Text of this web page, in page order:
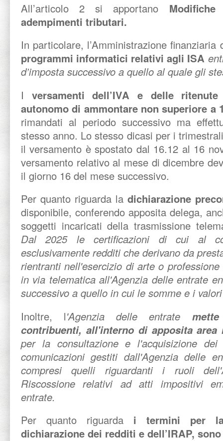
All’articolo 2 si apportano
adempimenti tributari.
In particolare, l’Amministrazione
programmi informatici relativi agli ISA
d’imposta successivo a quello al quale gli
I versamenti dell’IVA e delle
autonomo di ammontare non superiore a
rimandati al periodo successivo ma
stesso anno. Lo stesso dicasi per i
il versamento è spostato dal 16.12 al 16
versamento relativo al mese di dicembre
il giorno 16 del mese successivo.
Per quanto riguarda la dichiarazione
disponibile, conferendo apposita delega,
soggetti incaricati della trasmissione
Dal 2025 le certificazioni di cui al
esclusivamente redditi che derivano da
rientranti nell'esercizio di arte o
in via telematica all'Agenzia delle entrate
successivo a quello in cui le somme e i
Inoltre, l'Agenzia delle entrate
contribuenti, all'interno di apposita area
per la consultazione e l'acquisizione
comunicazioni gestiti dall'Agenzia delle
compresi quelli riguardanti i ruoli
Riscossione relativi ad atti impositivi
entrate.
Per quanto riguarda i termini per la
dichiarazione dei redditi e dell’IRAP,